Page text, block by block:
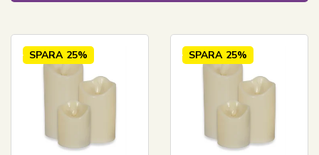
SPARA 25% SPARA 25%